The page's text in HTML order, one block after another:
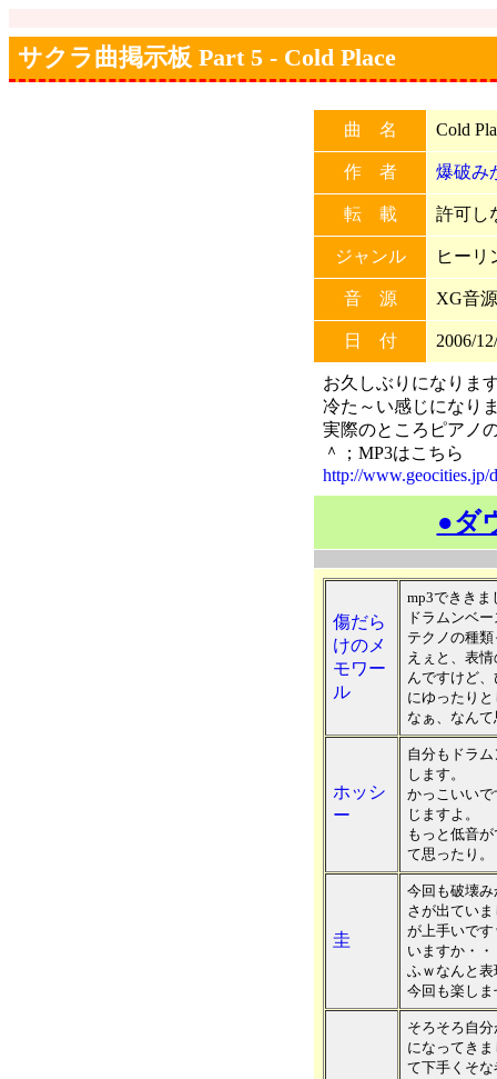
サクラ曲掲示板 Part 5 - Cold Place
曲 名 Cold
作 者 爆破み
転 載 許可し
ジャンル ヒーリ
音 源 XG音
日 付 2006/
お久しぶりになりま
冷た～い感じになり
実際のところピアノ
＾；MP3はこちら
http://www.geocities.jp/
●ダ
傷だら
けのメ
モワー
ル
mp3でききま
ドラムンベ
テクノの種
えぇと、表
んですけど
にゆったり
なぁ、なん
ホッシ
ー
自分もドラ
します。
かっこいい
じますよ。
もっと低音
て思ったり。
圭
今回も破壊
さが出てい
が上手いで
いますか・
ふｗなんと
今回も楽し
そろそろ自
になってき
て下手くそ